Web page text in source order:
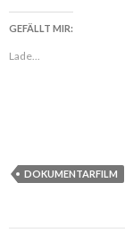
GEFÄLLT MIR:
Lade...
DOKUMENTARFILM